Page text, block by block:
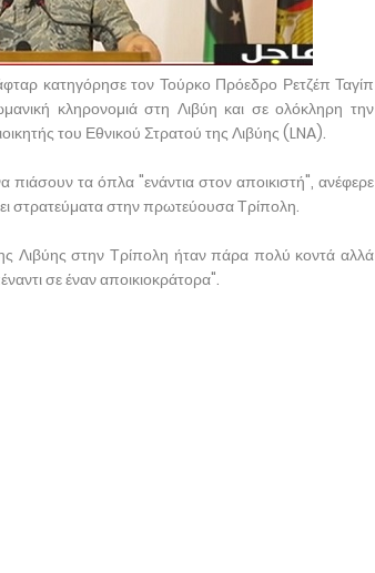
κατηγόρησε τον Τούρκο Πρόεδρο Ρετζέπ Ταγίπ
κληρονομιά στη Λιβύη και σε ολόκληρη την
του Εθνικού Στρατού της Λιβύης (LNA).
τα όπλα "ενάντια στον αποικιστή", ανέφερε
στρατεύματα στην πρωτεύουσα Τρίπολη.
Λιβύης στην Τρίπολη ήταν πάρα πολύ κοντά αλλά
σε έναν αποικιοκράτορα".